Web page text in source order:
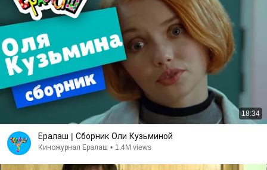
18:34
Ералаш | Сборник Оли Кузьминой
Киножурнал Ералаш • 1.4M views